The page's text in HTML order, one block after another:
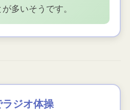
多いそうです。
ラジオ体操